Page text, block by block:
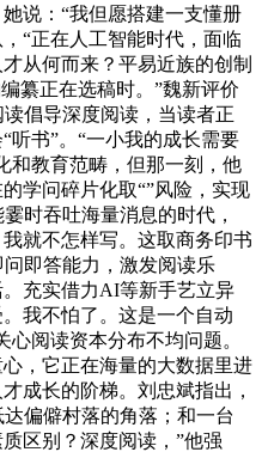
说：“我但愿搭建一支懂册
“正在人工智能时代，面临
从何而来？平易近族的创制
纂正在选稿时。”魏新评价
倡导深度阅读，当读者正
听书”。“一小我的成长需要
和教育范畴，但那一刻，他
学问碎片化取“”风险，实现
时吞吐海量消息的时代，
就不怎样写。这取商务印书
即答能力，激发阅读乐
充实借力AI等新手艺立异
我不怕了。这是一个自动
阅读资本分布不均问题。
，它正在海量的大数据里进
成长的阶梯。刘忠斌指出，
偏僻村落的角落；和一台
区别？深度阅读，”他强